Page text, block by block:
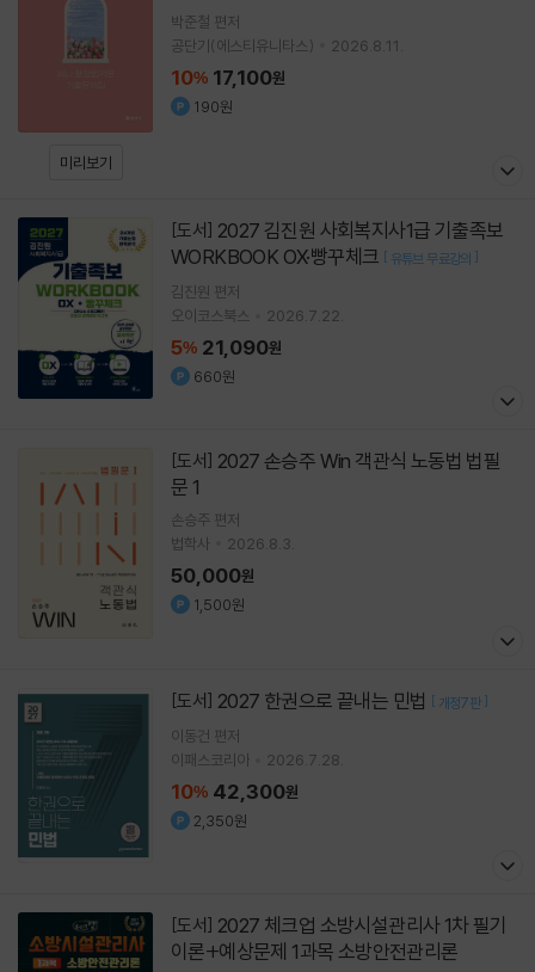
미리보기
박준철 편저
공단기(에스티유니타스)
2026.8.11.
10% 17,100원
190원
[도서]
WORKBOOK OX·빵꾸체크 [ 유튜브 무료강의 ]
김진원 편저
오이코스북스
2026.7.22.
5% 21,090원
660원
[도서]
문 1
손승주 편저
법학사
2026.8.3.
50,000원
1,500원
[도서] 2027 한권으로 끝내는 민법 [ 개정7판 ]
이동건 편저
이패스코리아
2026.7.28.
10% 42,300원
2,350원
[도서]
이론+예상문제 1과목 소방안전관리론